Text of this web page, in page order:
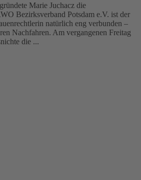
Marie Juchacz die
Bezirksverband Potsdam e.V. ist der
natürlich eng verbunden –
Nachfahren. Am vergangenen Freitag
die ...